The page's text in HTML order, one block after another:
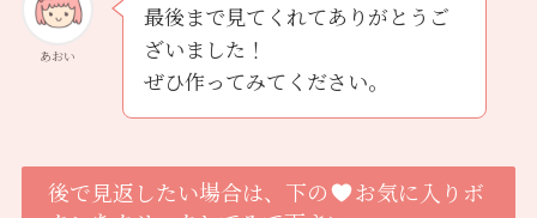
あおい
最後まで見てくれてありがとうご
ざいました！
ぜひ作ってみてください。
後で見返したい場合は、下の
お気に入りボ